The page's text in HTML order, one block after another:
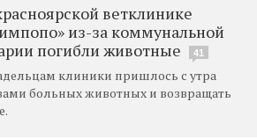
ветклинике
из-за коммунальной
погибли животные
41
клиники пришлось с утра
больных животных и возвращать